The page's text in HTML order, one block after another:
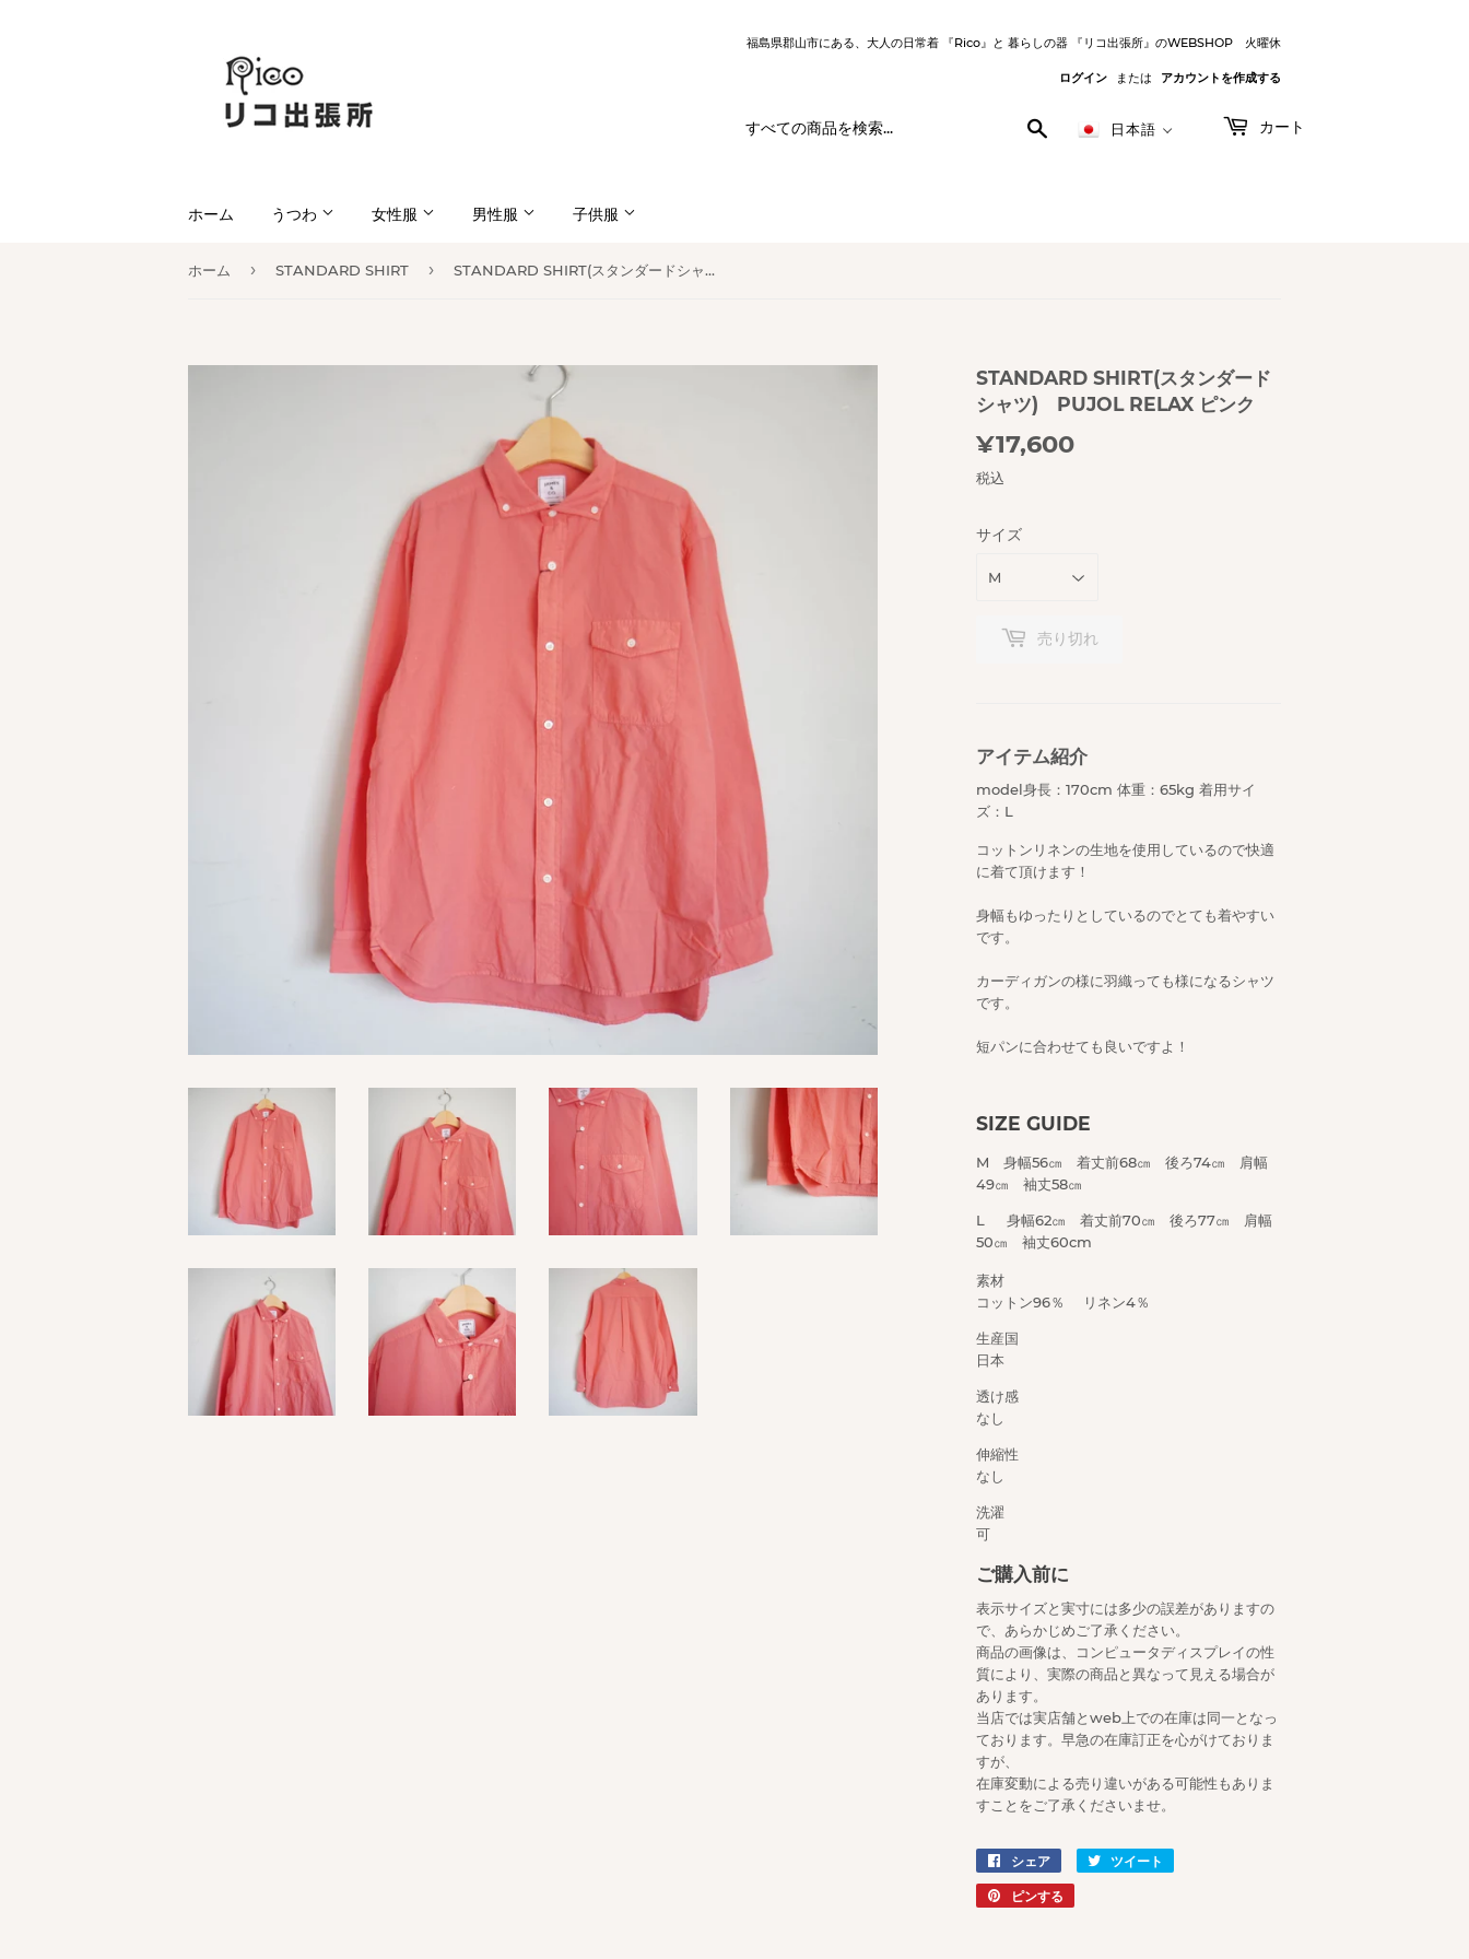
福島県郡山市にある、大人の日常着 『Rico』と 暮らしの器 『リコ出張所』のWEBSHOP 火曜休
ログイン または アカウントを作成する
日本語 カート
ホーム うつわ 女性服 男性服 子供服
ホーム › STANDARD SHIRT › STANDARD SHIRT(スタンダードシャツ) PUJOL Relax ピンク
STANDARD SHIRT(スタンダード
シャツ) PUJOL RELAX ピンク
¥17,600
税込
サイズ
売り切れ
アイテム紹介
model身長：170cm 体重：65kg 着用サイ
ズ：L
コットンリネンの生地を使用しているので快適
に着て頂けます！
身幅もゆったりとしているのでとても着やすい
です。
カーディガンの様に羽織っても様になるシャツ
です。
短パンに合わせても良いですよ！
SIZE GUIDE
M 身幅56㎝ 着丈前68㎝ 後ろ74㎝ 肩幅
49㎝ 袖丈58㎝
L 身幅62㎝ 着丈前70㎝ 後ろ77㎝ 肩幅
50㎝ 袖丈60cm
素材
コットン96％ リネン4％
生産国
日本
透け感
なし
伸縮性
なし
洗濯
可
ご購入前に
表示サイズと実寸には多少の誤差がありますの
で、あらかじめご了承ください。
商品の画像は、コンピュータディスプレイの性
質により、実際の商品と異なって見える場合が
あります。
当店では実店舗とweb上での在庫は同一となっ
ております。早急の在庫訂正を心がけておりま
すが、
在庫変動による売り違いがある可能性もありま
すことをご了承くださいませ。
シェア
Facebook
で
シ
ツイート
ピンする